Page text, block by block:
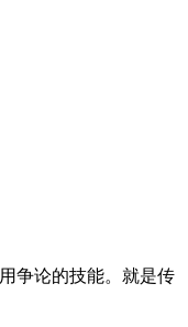
争论的技能。就是传